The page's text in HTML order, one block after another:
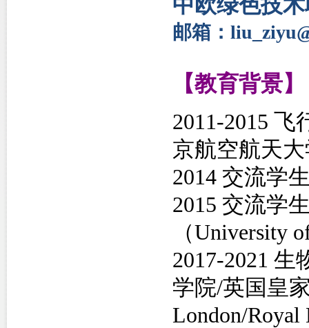
邮箱：
【教育背景】
2011-2015
京航空航天
2014 交流学
2015 交流学
（University
2017-2021
学院/英国皇
London/Royal